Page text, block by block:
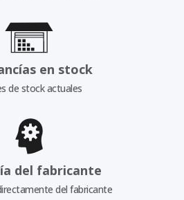
en stock
de stock actuales
del fabricante
del fabricante